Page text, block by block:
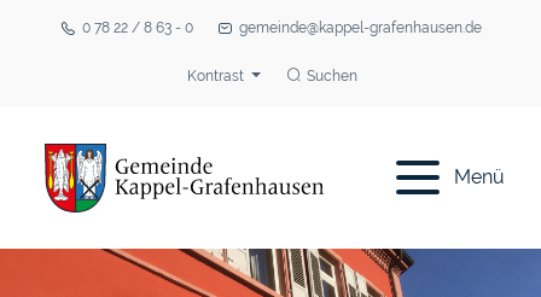
0 78 22 / 8 63 - 0 gemeinde@kappel-grafenhausen.de
Kontrast Suchen
Menü